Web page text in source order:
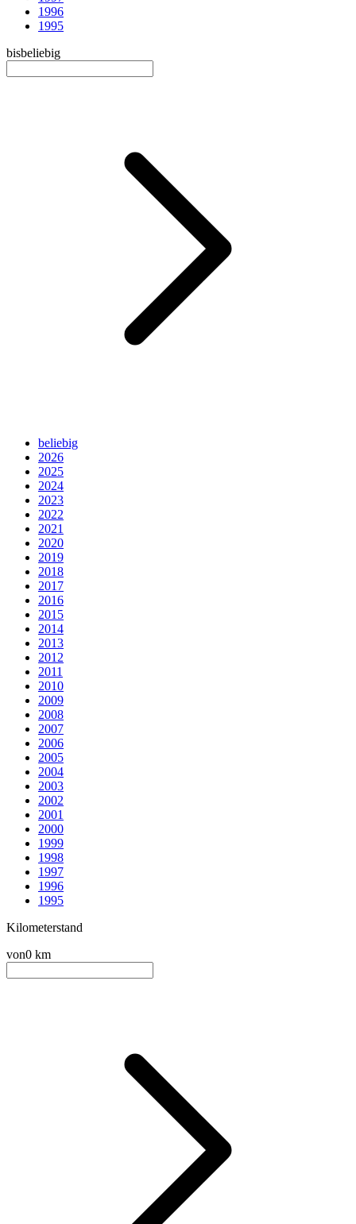
1996
1995
bisbeliebig
beliebig
2026
2025
2024
2023
2022
2021
2020
2019
2018
2017
2016
2015
2014
2013
2012
2011
2010
2009
2008
2007
2006
2005
2004
2003
2002
2001
2000
1999
1998
1997
1996
1995
Kilometerstand
von0 km